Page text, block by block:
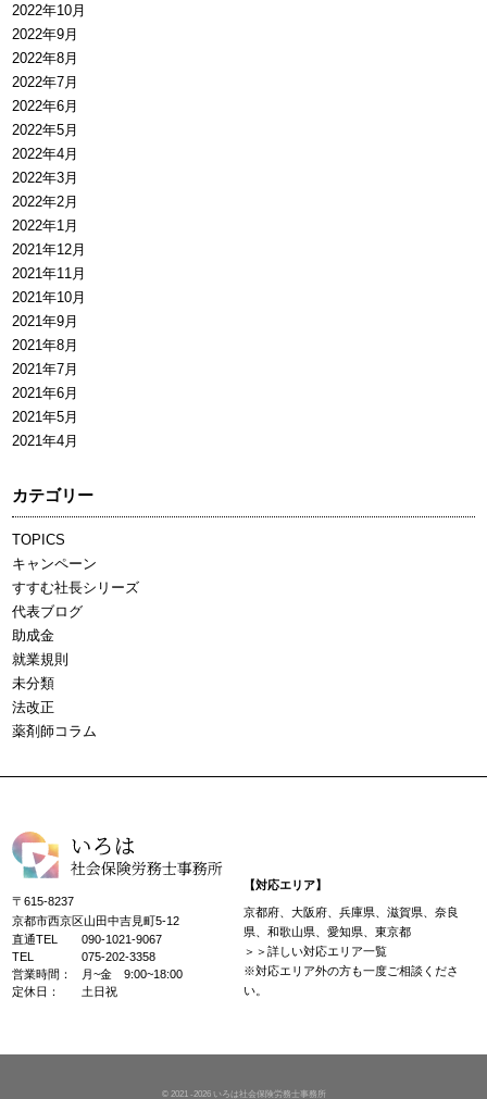
2022年10月
2022年9月
2022年8月
2022年7月
2022年6月
2022年5月
2022年4月
2022年3月
2022年2月
2022年1月
2021年12月
2021年11月
2021年10月
2021年9月
2021年8月
2021年7月
2021年6月
2021年5月
2021年4月
カテゴリー
TOPICS
キャンペーン
すすむ社長シリーズ
代表ブログ
助成金
就業規則
未分類
法改正
薬剤師コラム
〒615-8237
京都市西京区山田中吉見町5-12
直通TEL
090-1021-9067
TEL
075-202-3358
営業時間：
月~金 9:00~18:00
定休日：
土日祝
【対応エリア】
京都府、大阪府、兵庫県、滋賀県、奈良
県、和歌山県、愛知県、東京都
＞＞詳しい対応エリア一覧
※対応エリア外の方も一度ご相談くださ
い。
© 2021 -2026 いろは社会保険労務士事務所